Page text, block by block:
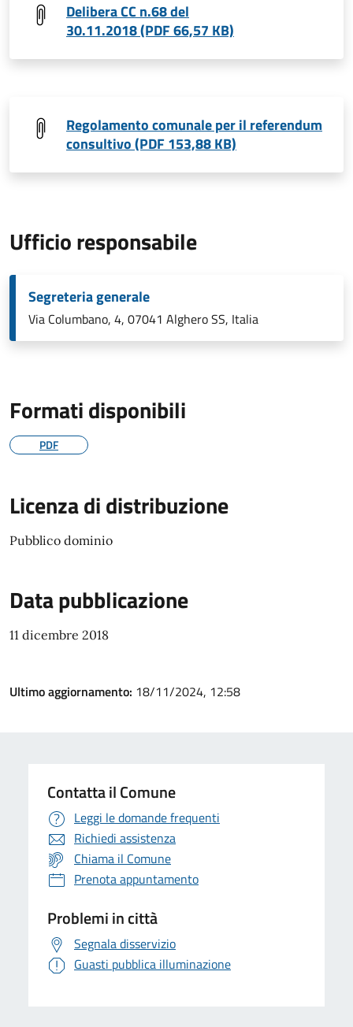
Delibera CC n.68 del
30.11.2018 (PDF 66,57 KB)
Regolamento comunale per il referendum
consultivo (PDF 153,88 KB)
Ufficio responsabile
Segreteria generale
Via Columbano, 4, 07041 Alghero SS, Italia
Formati disponibili
PDF
Licenza di distribuzione
Pubblico dominio
Data pubblicazione
11 dicembre 2018
Ultimo aggiornamento: 18/11/2024, 12:58
Contatta il Comune
Leggi le domande frequenti
Richiedi assistenza
Chiama il Comune
Prenota appuntamento
Problemi in città
Segnala disservizio
Guasti pubblica illuminazione